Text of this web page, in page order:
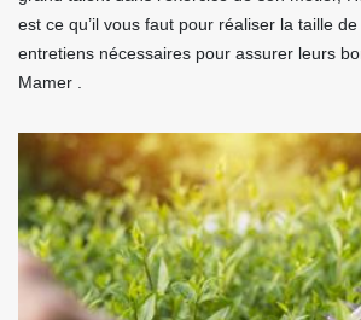
est ce qu’il vous faut pour réaliser la taille
entretiens nécessaires pour assurer leurs
Mamer .